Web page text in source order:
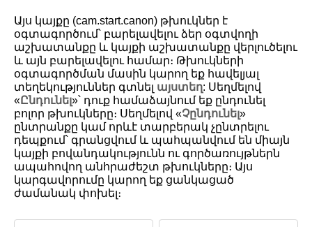
D292-023
Touch-Screen Operation
Tapping
Dragging
Shooting with the Touch Shutter
Այս կայքը (cam.start.canon) թխուկներ է
օգտագործում՝ բարելավելու ձեր օգտվողի
աշխատանքը և կայքի աշխատանքը վերլուծելու
և այն բարելավելու համար։ Թխուկների
օգտագործման մասին կարող եք հավելյալ
տեղեկություններ գտնել այստեղ: Սեղմելով
«Ընդունել»՝ դուք համաձայնում եք ընդունել
բոլոր թխուկները։ Սեղմելով «Չընդունել»
ընտրանքը կամ որևէ տարբերակ չընտրելու
դեպքում՝ գրանցվում և պահպանվում են միայն
կայքի բովանդակությունն ու գործառույթներն
ապահովող անհրաժեշտ թխուկները։ Այս
կարգավորումը կարող եք ցանկացած
ժամանակ փոխել։